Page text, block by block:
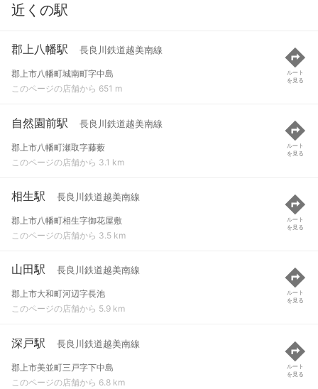
近くの駅
郡上八幡駅 長良川鉄道越美南線
郡上市八幡町城南町字中島
このページの店舗から 651 m
ルート
を見る
自然園前駅 長良川鉄道越美南線
郡上市八幡町瀬取字藤薮
このページの店舗から 3.1 km
ルート
を見る
相生駅 長良川鉄道越美南線
郡上市八幡町相生字御花屋敷
このページの店舗から 3.5 km
ルート
を見る
山田駅 長良川鉄道越美南線
郡上市大和町河辺字長池
このページの店舗から 5.9 km
ルート
を見る
深戸駅 長良川鉄道越美南線
郡上市美並町三戸字下中島
このページの店舗から 6.8 km
ルート
を見る